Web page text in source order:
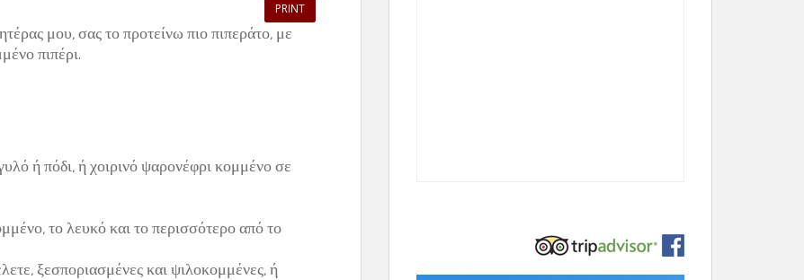
PRINT
μου, σας το προτείνω πιο πιπεράτο, με
πιπέρι.
ή πόδι, ή χοιρινό ψαρονέφρι κομμένο σε
το λευκό και το περισσότερο από το
ξεσποριασμένες και ψιλοκομμένες, ή